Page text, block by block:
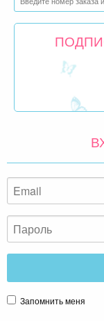
Запомнить меня